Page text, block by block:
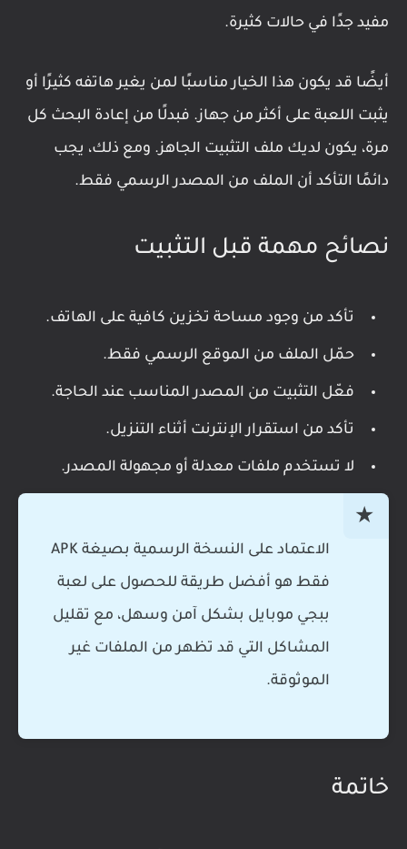
مفيد جدًا في حالات كثيرة.
أيضًا قد يكون هذا الخيار مناسبًا لمن يغير هاتفه كثيرًا أو
يثبت اللعبة على أكثر من جهاز. فبدلًا من إعادة البحث كل
مرة، يكون لديك ملف التثبيت الجاهز. ومع ذلك، يجب
دائمًا التأكد أن الملف من المصدر الرسمي فقط.
نصائح مهمة قبل التثبيت
تأكد من وجود مساحة تخزين كافية على الهاتف.
حمّل الملف من الموقع الرسمي فقط.
فعّل التثبيت من المصدر المناسب عند الحاجة.
تأكد من استقرار الإنترنت أثناء التنزيل.
لا تستخدم ملفات معدلة أو مجهولة المصدر.
الاعتماد على النسخة الرسمية بصيغة APK
فقط هو أفضل طريقة للحصول على لعبة
ببجي موبايل بشكل آمن وسهل، مع تقليل
المشاكل التي قد تظهر من الملفات غير
الموثوقة.
خاتمة